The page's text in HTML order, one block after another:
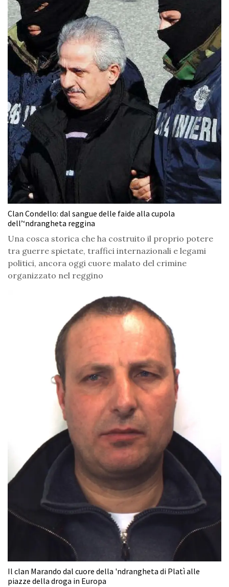
Clan Condello: dal sangue delle faide alla cupola
dell’‘ndrangheta reggina
Una cosca storica che ha costruito il proprio potere
tra guerre spietate, traffici internazionali e legami
politici, ancora oggi cuore malato del crimine
organizzato nel reggino
Il clan Marando dal cuore della 'ndrangheta di Platì alle
piazze della droga in Europa